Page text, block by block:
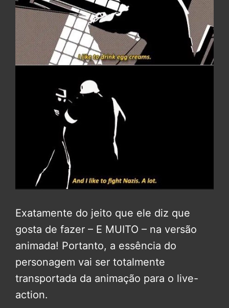
Exatamente do jeito que ele diz que
gosta de fazer – E MUITO – na versão
animada! Portanto, a essência do
personagem vai ser totalmente
transportada da animação para o live-
action.